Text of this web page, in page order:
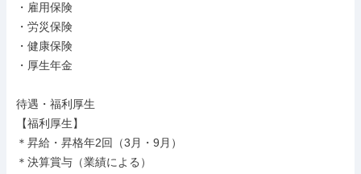
・雇用保険
・労災保険
・健康保険
・厚生年金
待遇・福利厚生
【福利厚生】
＊昇給・昇格年2回（3月・9月）
＊決算賞与（業績による）